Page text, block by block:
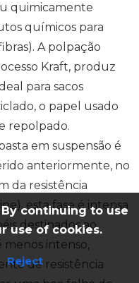
quimicamente
químicos para
A polpação
Kraft, produz
para sacos
o papel usado
repolpado.
em suspensão é
anteriormente, no
da resistência
esta fase é intensa
destinados ao
intenso,
de resistência
continuing to use
use of cookies.
Reject